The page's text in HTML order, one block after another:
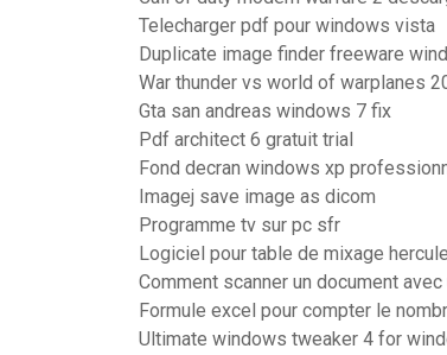
Telecharger pdf pour windows vista
Duplicate image finder freeware
War thunder vs world of warplanes
Gta san andreas windows 7 fix
Pdf architect 6 gratuit trial
Fond decran windows xp
Imagej save image as dicom
Programme tv sur pc sfr
Logiciel pour table de mixage
Comment scanner un document
Formule excel pour compter le
Ultimate windows tweaker 4 for